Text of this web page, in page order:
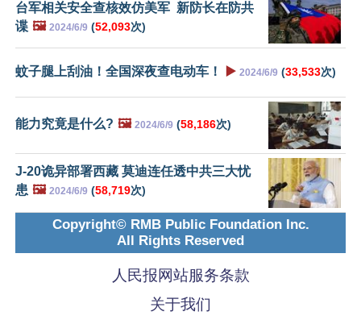
台军相关安全查核效仿美军 新防长在防共
谍 🖼️ 2024/6/9 (52,093次)
蚊子腿上刮油！全国深夜查电动车！ ▶️ 2024/6/9 (33,533次)
能力究竟是什么? 🖼️ 2024/6/9 (58,186次)
J-20诡异部署西藏 莫迪连任透中共三大忧
患 🖼️ 2024/6/9 (58,719次)
Copyright© RMB Public Foundation Inc.
All Rights Reserved
人民报网站服务条款
关于我们